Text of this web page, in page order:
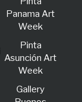
Panama Art
Week
Pinta
Asunción Art
Week
Gallery